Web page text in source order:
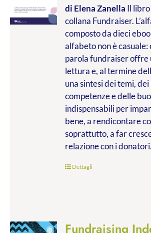
di Elena Zanella Il
collana Fundraiser.
composto da dieci
alfabeto non è
parola fundraiser offre
lettura e, al termine
una sintesi dei temi,
competenze e delle
indispensabili per
bene, a rendicontare
soprattutto, a far
relazione con i donatori.
Dettagli
Fundraising